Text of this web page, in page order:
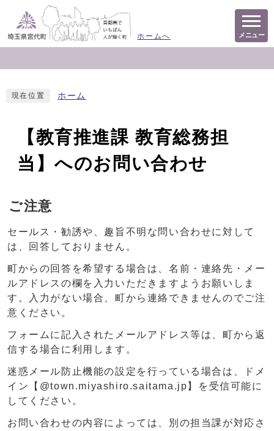
ホームへ メニュー
現在位置 ホーム
【教育推進課 教育総務担
当】へのお問い合わせ
ご注意
セールス・勧誘や、趣旨不明な問い合わせに対して
は、回答しておりません。
町からの回答を希望する場合は、名前・連絡先・メー
ルアドレスの欄を入力いただきますようお願いしま
す。入力がない場合、町から連絡できませんのでご注
意ください。
フォームに記入されたメールアドレス等は、町から返
信する場合に利用します。
迷惑メール防止機能の設定を行っている場合は、ドメ
イン【@town.miyashiro.saitama.jp】を受信可能に
してください。
お問い合わせの内容によっては、別の担当課が対応さ